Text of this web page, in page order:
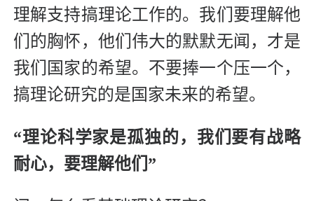
理解支持搞理论工作的。我们要理解他
们的胸怀，他们伟大的默默无闻，才是
我们国家的希望。不要捧一个压一个，
搞理论研究的是国家未来的希望。
“理论科学家是孤独的，我们要有战略
耐心，要理解他们”